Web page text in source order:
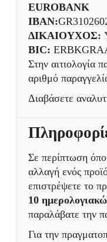
EUROBANK
IBAN:
ΔΙΚΑΙΟΥΧΟΣ:
BIC:
Στην αιτιολογία
αριθμό
Διαβάσετε
Σε περίπτωση
αλλαγή ενός
επιστρέψετε το
10
παραλάβατε την
Για την